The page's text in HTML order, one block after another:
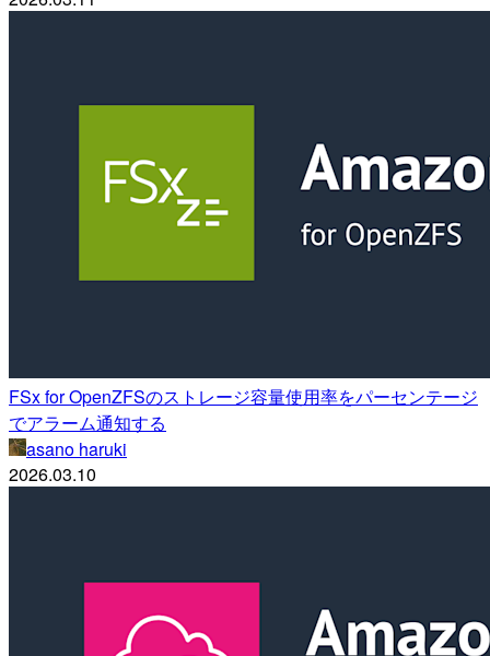
FSx for OpenZFSのストレージ容量使用率をパーセンテージ
でアラーム通知する
asano haruki
2026.03.10